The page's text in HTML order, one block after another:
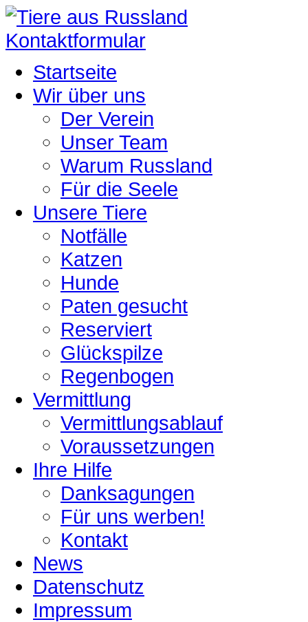
Kontaktformular
Startseite
Wir über uns
Der Verein
Unser Team
Warum Russland
Für die Seele
Unsere Tiere
Notfälle
Katzen
Hunde
Paten gesucht
Reserviert
Glückspilze
Regenbogen
Vermittlung
Vermittlungsablauf
Voraussetzungen
Ihre Hilfe
Danksagungen
Für uns werben!
Kontakt
News
Datenschutz
Impressum